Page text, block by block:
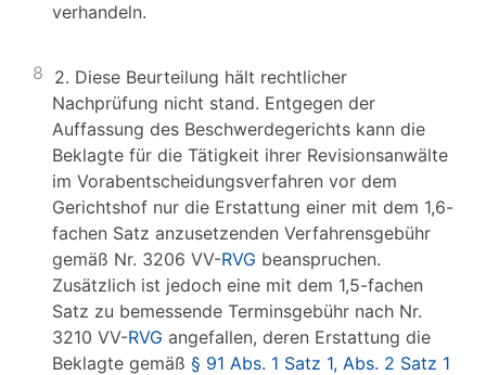
verhandeln.
8 2. Diese Beurteilung hält rechtlicher
Nachprüfung nicht stand. Entgegen der
Auffassung des Beschwerdegerichts kann die
Beklagte für die Tätigkeit ihrer Revisionsanwälte
im Vorabentscheidungsverfahren vor dem
Gerichtshof nur die Erstattung einer mit dem 1,6-
fachen Satz anzusetzenden Verfahrensgebühr
gemäß Nr. 3206 VV-RVG beanspruchen.
Zusätzlich ist jedoch eine mit dem 1,5-fachen
Satz zu bemessende Terminsgebühr nach Nr.
3210 VV-RVG angefallen, deren Erstattung die
Beklagte gemäß § 91 Abs. 1 Satz 1, Abs. 2 Satz 1